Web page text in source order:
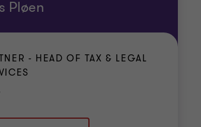
Pløen
- HEAD OF TAX & LEGAL